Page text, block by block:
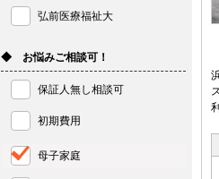
弘前医療福祉大
◆ お悩みご相談可！
保証人無し相談可
初期費用
母子家庭